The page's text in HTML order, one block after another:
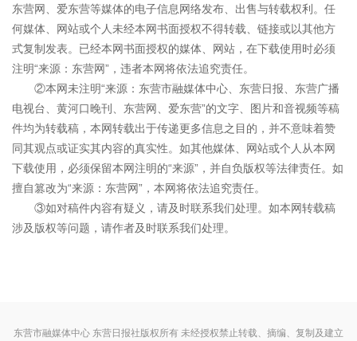
东营网、爱东营等媒体的电子信息网络发布、出售与转载权利。任
何媒体、网站或个人未经本网书面授权不得转载、链接或以其他方
式复制发表。已经本网书面授权的媒体、网站，在下载使用时必须
注明“来源：东营网”，违者本网将依法追究责任。
②本网未注明“来源：东营市融媒体中心、东营日报、东营广播
电视台、黄河口晚刊、东营网、爱东营”的文字、图片和音视频等稿
件均为转载稿，本网转载出于传递更多信息之目的，并不意味着赞
同其观点或证实其内容的真实性。如其他媒体、网站或个人从本网
下载使用，必须保留本网注明的“来源”，并自负版权等法律责任。如
擅自篡改为“来源：东营网”，本网将依法追究责任。
③如对稿件内容有疑义，请及时联系我们处理。如本网转载稿
涉及版权等问题，请作者及时联系我们处理。
东营市融媒体中心 东营日报社版权所有 未经授权禁止转载、摘编、复制及建立